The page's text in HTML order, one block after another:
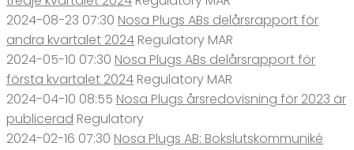
2024-08-23 07:30 Nosa Plugs ABs delårsrapport för
andra kvartalet 2024 Regulatory MAR
2024-05-10 07:30 Nosa Plugs ABs delårsrapport för
första kvartalet 2024 Regulatory MAR
2024-04-10 08:55 Nosa Plugs årsredovisning för 2023 är
publicerad Regulatory
2024-02-16 07:30 Nosa Plugs AB: Bokslutskommuniké